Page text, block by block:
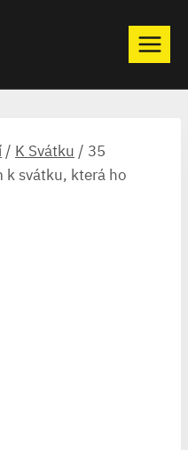
/ K Svátku / 35
k svátku, která ho